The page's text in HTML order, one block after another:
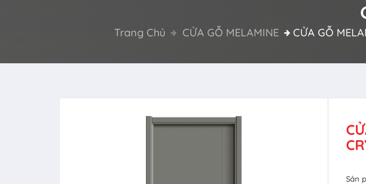
Trang Chủ CỬA GỖ MELAMINE CỬA GỖ
Sản